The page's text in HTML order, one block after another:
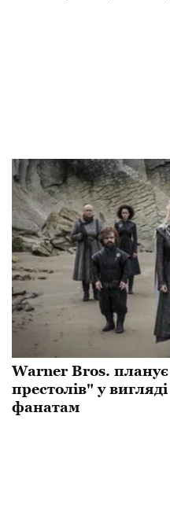
Warner Bros.
престолів" у
фанатам